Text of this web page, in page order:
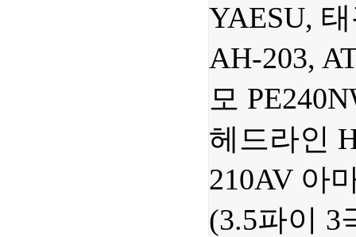
YAESU,
AH-203,
모
헤드라인
210AV 아
(3.5파이 3